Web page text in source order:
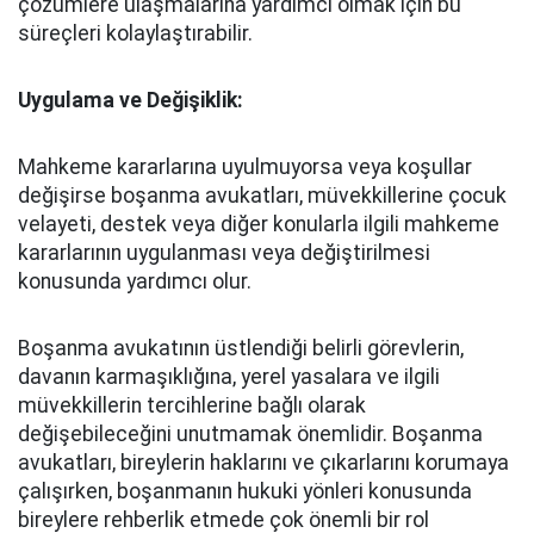
çözümlere ulaşmalarına yardımcı olmak için bu
süreçleri kolaylaştırabilir.
Uygulama ve Değişiklik:
Mahkeme kararlarına uyulmuyorsa veya koşullar
değişirse boşanma avukatları, müvekkillerine çocuk
velayeti, destek veya diğer konularla ilgili mahkeme
kararlarının uygulanması veya değiştirilmesi
konusunda yardımcı olur.
Boşanma avukatının üstlendiği belirli görevlerin,
davanın karmaşıklığına, yerel yasalara ve ilgili
müvekkillerin tercihlerine bağlı olarak
değişebileceğini unutmamak önemlidir. Boşanma
avukatları, bireylerin haklarını ve çıkarlarını korumaya
çalışırken, boşanmanın hukuki yönleri konusunda
bireylere rehberlik etmede çok önemli bir rol